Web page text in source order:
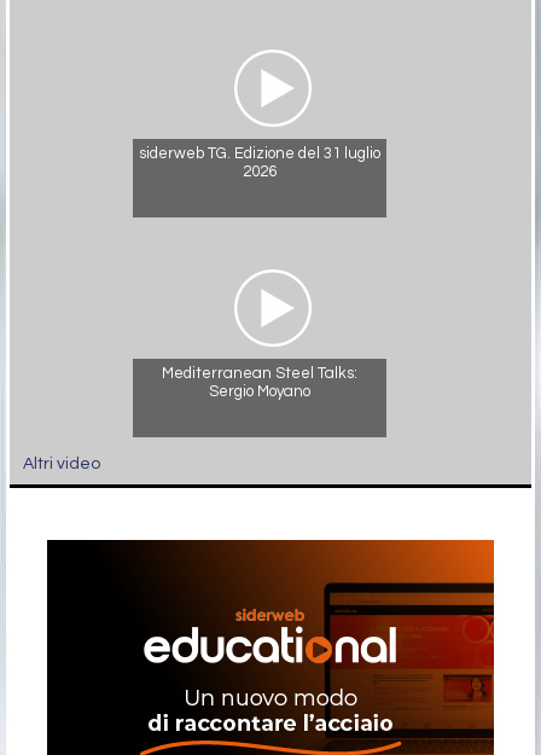
siderweb TG. Edizione del 31 luglio
2026
Mediterranean Steel Talks:
Sergio Moyano
Altri video